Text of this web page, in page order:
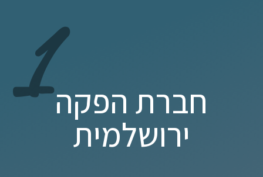
1חברת הפקה
ירושלמית